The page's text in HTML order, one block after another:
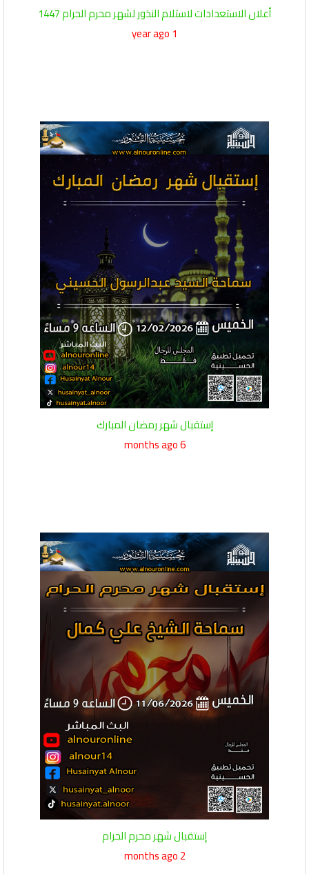
أعلان الاستعدادات لاستلام النذور لشهر محرم الحرام 1447
1 year ago
إستقبال شهر رمضان المبارك
6 months ago
إستقبال شهر محرم الحرام
2 months ago